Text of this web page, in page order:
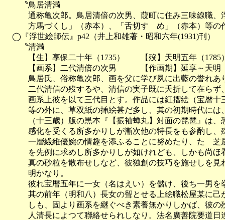
〝鳥居清満
通称亀次郎。鳥居清倍の次男、葭町に住み三味線職、
方馬づくし」（赤本）、「舌切すゞめ」（赤本）等の
◯『浮世絵師伝』p42（井上和雄著・昭和六年(1931)刊）
〝清満
【生】享保二十年（1735）　　【歿】天明五年（1785
【画系】二代清倍の次男　　　【作画期】延享～天明
鳥居氏、俗称亀次郎、画を父に学び夙に出藍の誉れあ
二代清信の歿するや、清信の実子既に夭折して在らず
画系上彼を以て三代目とす。作品には紅摺絵（宝暦十
等の外に、草双紙の挿絵甚だ多し、其の初期時代には
（十三歳）版の黒本『【振袖蝉丸】対面の琵琶』は、
感化を受くる所多かりしが漸次他の特長をも参酌し、
一層繊維優婉の情趣を添ふることに努めたり、たゞ芝
を先例に求めし所多かりしが如けれども、しかも尚ほ
真の砂粒を散布せしなど、彼独創の技巧を施せしを見
明かなり。
彼れ宝暦五年に一女（名はえい）を儲け、後ち一男を
其の前年（明和八）長女の聟とせる上絵職松屋某に己
しも、固より画系を継ぐべき素養無かりしかば、彼の
人清長によつて聯絡せられしなり。法名廣善院要道日